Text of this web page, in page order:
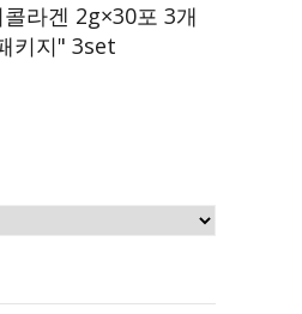
라겐 2g×30포 3개
키지" 3set